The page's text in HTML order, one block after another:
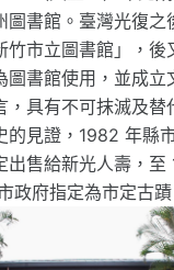
圖書館。臺灣光復之
竹市立圖書館」，後
圖書館使用，並成立
具有不可抹滅及替
的見證，1982 年縣
出售給新光人壽，至
政府指定為市定古蹟